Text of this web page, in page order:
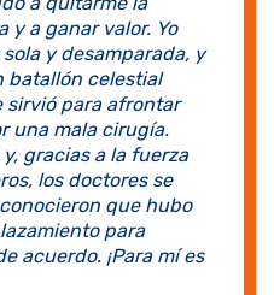
y a ganar valor. Yo
y desamparada, y
batallón celestial
sirvió para afrontar
una mala cirugía.
gracias a la fuerza
los doctores se
que hubo
para
acuerdo. ¡Para mí es